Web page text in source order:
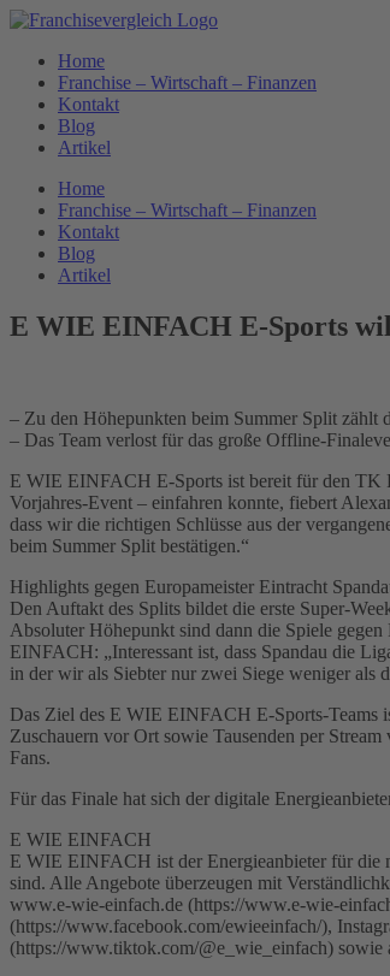
Zum
springenHome
Franchise – Wirtschaft – Finanzen
Kontakt
Blog
Artikel
Home
Franchise – Wirtschaft – Finanzen
Kontakt
Blog
Artikel
E WIE EINFACH E-Sports
– Zu den Höhepunkten beim Summer Split zählt
– Das Team verlost für das große Offline-
E WIE EINFACH E-Sports ist bereit für den TK
Vorjahres-Event – einfahren konnte, fiebert
dass wir die richtigen Schlüsse aus der
beim Summer Split bestätigen.“
Highlights gegen Europameister Eintracht
Den Auftakt des Splits bildet die erste Super-
Absoluter Höhepunkt sind dann die Spiele
EINFACH: „Interessant ist, dass Spandau die
in der wir als Siebter nur zwei Siege weniger als
Das Ziel des E WIE EINFACH E-Sports-Teams
Zuschauern vor Ort sowie Tausenden per
Fans.
Für das Finale hat sich der digitale
E WIE EINFACH
E WIE EINFACH ist der Energieanbieter für die
sind. Alle Angebote überzeugen mit
www.e-wie-einfach.de (https://www.e-wie-
(https://www.facebook.com/ewieeinfach/),
(https://www.tiktok.com/@e_wie_einfach)